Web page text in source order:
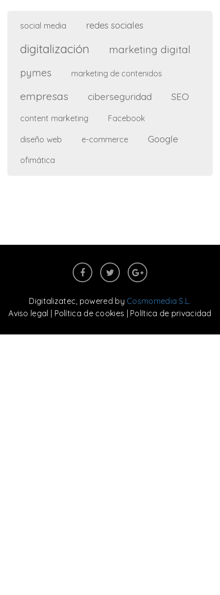
social media redes sociales
digitalización marketing digital
pymes marketing de contenidos
empresas ciberseguridad SEO
content marketing Facebook
diseño web e-commerce Google
ofimática
Digitalizatec, powered by Cosmomedia S.L.
Aviso legal
Política de cookies Política de privacidad